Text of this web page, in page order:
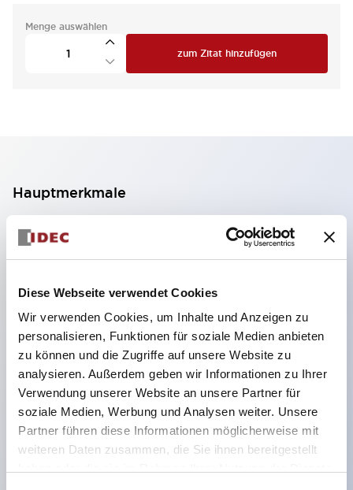
Diese Webseite verwendet Cookies
Wir verwenden Cookies, um Inhalte und Anzeigen zu
personalisieren, Funktionen für soziale Medien anbieten
zu können und die Zugriffe auf unsere Website zu
analysieren. Außerdem geben wir Informationen zu Ihrer
Verwendung unserer Website an unsere Partner für
soziale Medien, Werbung und Analysen weiter. Unsere
Partner führen diese Informationen möglicherweise mit
weiteren Daten zusammen, die Sie ihnen bereitgestellt
Menge auswählen
zum Zitat hinzufügen
Hauptmerkmale
Geeignet für ein breites Anwendungsspektrum
von der Konsumelektronik bis zum FA-Bereich
Schutzarten IP40 und IP65 vollständig verfügbar
(IEC 60529)
UL- und CSA-zertifiziert. Entspricht EN (Europa)
Normen. CCC-zertifiziert (außer Anzeigeleuchten).
Mit speziellem Zubehör leicht auf Φ22 Flash-
Silhouette umstellbar